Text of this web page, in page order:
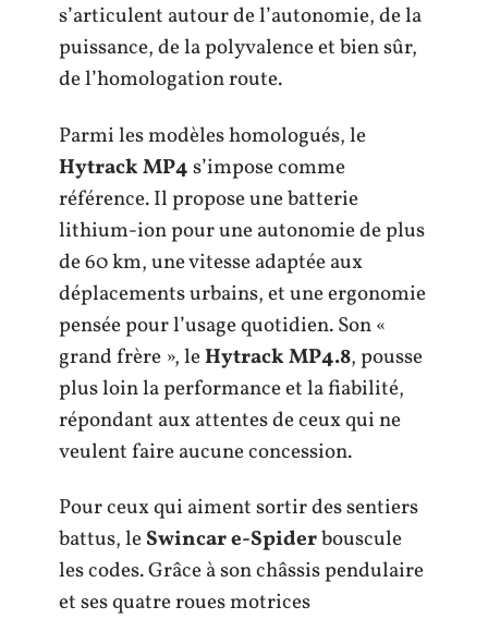
s’articulent autour de l’autonomie, de la
puissance, de la polyvalence et bien sûr,
de l’homologation route.
Parmi les modèles homologués, le
Hytrack MP4s’impose comme
référence. Il propose une batterie
lithium-ion pour une autonomie de plus
de 60 km, une vitesse adaptée aux
déplacements urbains, et une ergonomie
pensée pour l’usage quotidien. Son «
grand frère », leHytrack MP4.8, pousse
plus loin la performance et la fiabilité,
répondant aux attentes de ceux qui ne
veulent faire aucune concession.
Pour ceux qui aiment sortir des sentiers
battus, leSwincar e-Spiderbouscule
les codes. Grâce à son châssis pendulaire
et ses quatre roues motrices